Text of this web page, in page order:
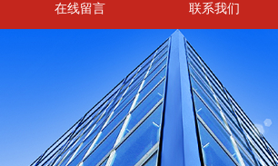
在线留言 联系我们